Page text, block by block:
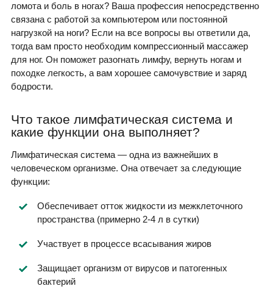
ломота и боль в ногах? Ваша профессия непосредственно
связана с работой за компьютером или постоянной
нагрузкой на ноги? Если на все вопросы вы ответили да,
тогда вам просто необходим компрессионный массажер
для ног. Он поможет разогнать лимфу, вернуть ногам и
походке легкость, а вам хорошее самочувствие и заряд
бодрости.
Что такое лимфатическая система и
какие функции она выполняет?
Лимфатическая система — одна из важнейших в
человеческом организме. Она отвечает за следующие
функции:
Обеспечивает отток жидкости из межклеточного
пространства (примерно 2-4 л в сутки)
Участвует в процессе всасывания жиров
Защищает организм от вирусов и патогенных
бактерий